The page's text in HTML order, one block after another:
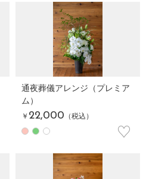
通夜葬儀アレンジ（プレミア
ム）
￥ 22,000 （税込）
♡